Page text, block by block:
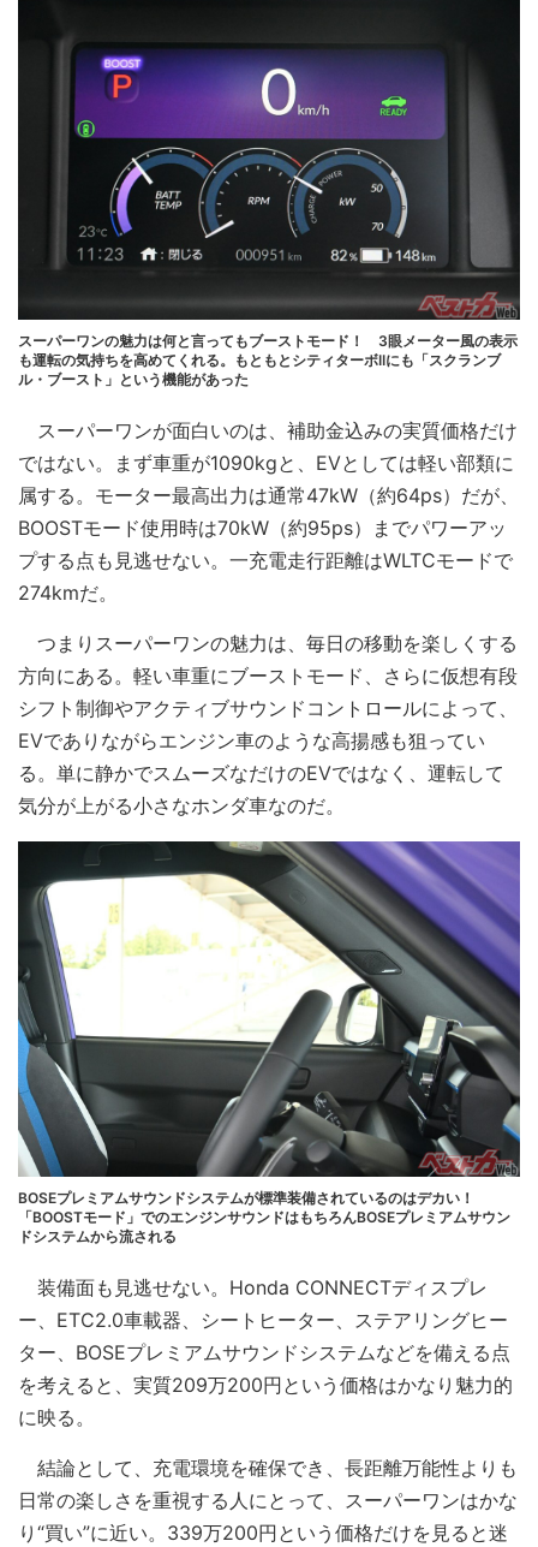
スーパーワンの魅力は何と言ってもブーストモード！ 3眼メーター風の表示
も運転の気持ちを高めてくれる。もともとシティターボIIにも「スクランブ
ル・ブースト」という機能があった
スーパーワンが面白いのは、補助金込みの実質価格だけ
ではない。まず車重が1090kgと、EVとしては軽い部類に
属する。モーター最高出力は通常47kW（約64ps）だが、
BOOSTモード使用時は70kW（約95ps）までパワーアッ
プする点も見逃せない。一充電走行距離はWLTCモードで
274kmだ。
つまりスーパーワンの魅力は、毎日の移動を楽しくする
方向にある。軽い車重にブーストモード、さらに仮想有段
シフト制御やアクティブサウンドコントロールによって、
EVでありながらエンジン車のような高揚感も狙ってい
る。単に静かでスムーズなだけのEVではなく、運転して
気分が上がる小さなホンダ車なのだ。
BOSEプレミアムサウンドシステムが標準装備されているのはデカい！
「BOOSTモード」でのエンジンサウンドはもちろんBOSEプレミアムサウン
ドシステムから流される
装備面も見逃せない。Honda CONNECTディスプレ
ー、ETC2.0車載器、シートヒーター、ステアリングヒー
ター、BOSEプレミアムサウンドシステムなどを備える点
を考えると、実質209万200円という価格はかなり魅力的
に映る。
結論として、充電環境を確保でき、長距離万能性よりも
日常の楽しさを重視する人にとって、スーパーワンはかな
り“買い”に近い。339万200円という価格だけを見ると迷